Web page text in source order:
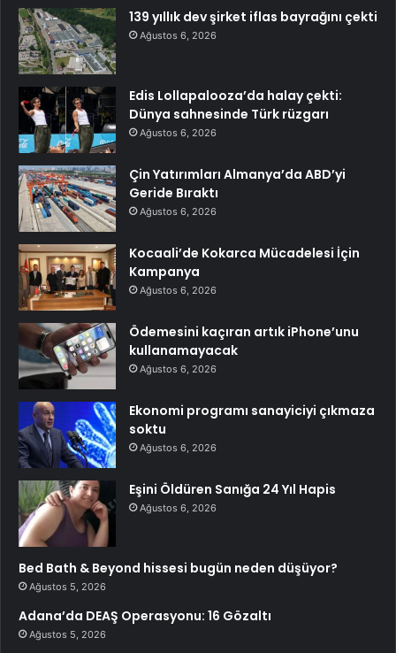
139 yıllık dev şirket iflas bayrağını çekti
Ağustos 6, 2026
Edis Lollapalooza’da halay çekti:
Dünya sahnesinde Türk rüzgarı
Ağustos 6, 2026
Çin Yatırımları Almanya’da ABD’yi
Geride Bıraktı
Ağustos 6, 2026
Kocaali’de Kokarca Mücadelesi İçin
Kampanya
Ağustos 6, 2026
Ödemesini kaçıran artık iPhone’unu
kullanamayacak
Ağustos 6, 2026
Ekonomi programı sanayiciyi çıkmaza
soktu
Ağustos 6, 2026
Eşini Öldüren Sanığa 24 Yıl Hapis
Ağustos 6, 2026
Bed Bath & Beyond hissesi bugün neden düşüyor?
Ağustos 5, 2026
Adana’da DEAŞ Operasyonu: 16 Gözaltı
Ağustos 5, 2026